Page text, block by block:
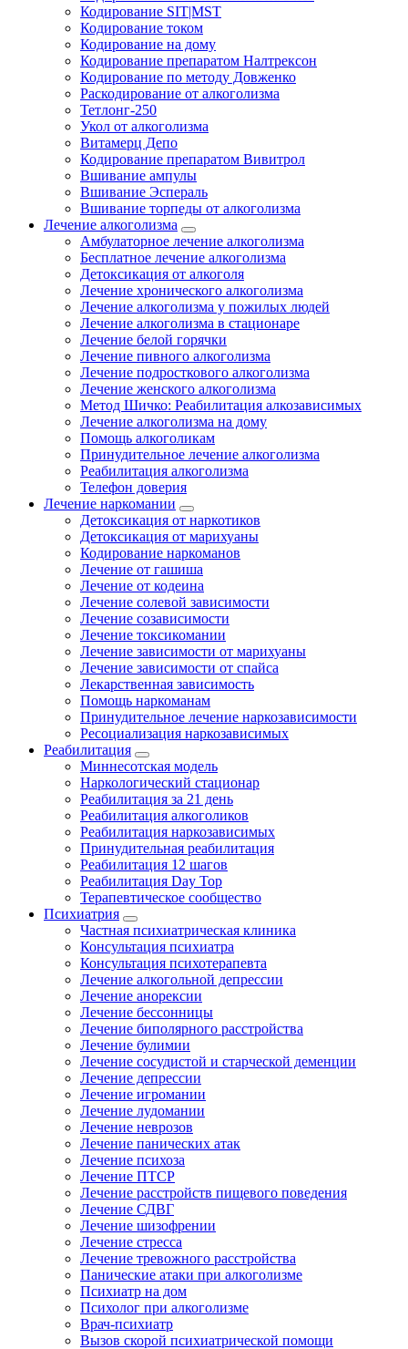
Кодирование SIT|MST
Кодирование током
Кодирование на дому
Кодирование препаратом Налтрексон
Кодирование по методу Довженко
Раскодирование от алкоголизма
Тетлонг-250
Укол от алкоголизма
Витамерц Депо
Кодирование препаратом Вивитрол
Вшивание ампулы
Вшивание Эспераль
Вшивание торпеды от алкоголизма
Лечение алкоголизма
Амбулаторное лечение алкоголизма
Бесплатное лечение алкоголизма
Детоксикация от алкоголя
Лечение хронического алкоголизма
Лечение алкоголизма у пожилых людей
Лечение алкоголизма в стационаре
Лечение белой горячки
Лечение пивного алкоголизма
Лечение подросткового алкоголизма
Лечение женского алкоголизма
Метод Шичко: Реабилитация алкозависимых
Лечение алкоголизма на дому
Помощь алкоголикам
Принудительное лечение алкоголизма
Реабилитация алкоголизма
Телефон доверия
Лечение наркомании
Детоксикация от наркотиков
Детоксикация от марихуаны
Кодирование наркоманов
Лечение от гашиша
Лечение от кодеина
Лечение солевой зависимости
Лечение созависимости
Лечение токсикомании
Лечение зависимости от марихуаны
Лечение зависимости от спайса
Лекарственная зависимость
Помощь наркоманам
Принудительное лечение наркозависимости
Ресоциализация наркозависимых
Реабилитация
Миннесотская модель
Наркологический стационар
Реабилитация за 21 день
Реабилитация алкоголиков
Реабилитация наркозависимых
Принудительная реабилитация
Реабилитация 12 шагов
Реабилитация Day Top
Терапевтическое сообщество
Психиатрия
Частная психиатрическая клиника
Консультация психиатра
Консультация психотерапевта
Лечение алкогольной депрессии
Лечение анорексии
Лечение бессонницы
Лечение биполярного расстройства
Лечение булимии
Лечение сосудистой и старческой деменции
Лечение депрессии
Лечение игромании
Лечение лудомании
Лечение неврозов
Лечение панических атак
Лечение психоза
Лечение ПТСР
Лечение расстройств пищевого поведения
Лечение СДВГ
Лечение шизофрении
Лечение стресса
Лечение тревожного расстройства
Панические атаки при алкоголизме
Психиатр на дом
Психолог при алкоголизме
Врач-психиатр
Вызов скорой психиатрической помощи